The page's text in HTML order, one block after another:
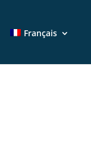
Français